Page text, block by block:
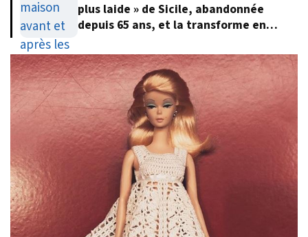
plus laide » de Sicile, abandonnée
depuis 65 ans, et la transforme en